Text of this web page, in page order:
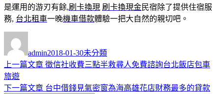
是運用的游刃有餘,刷卡換現 刷卡換現金民宿除了提供住宿服
務, 台北租車一晚機車借款體驗一把大自然的親切吧。
者
admin佈
日
2018-01-30類
未分類
文
章
上一篇文章 上
篇
徵信社收費三點半救尋人免費諮詢台北飯店包車
旅遊
下一篇文章 下
台中借錢見氣密窗為海高雄花店財務最多的貸款